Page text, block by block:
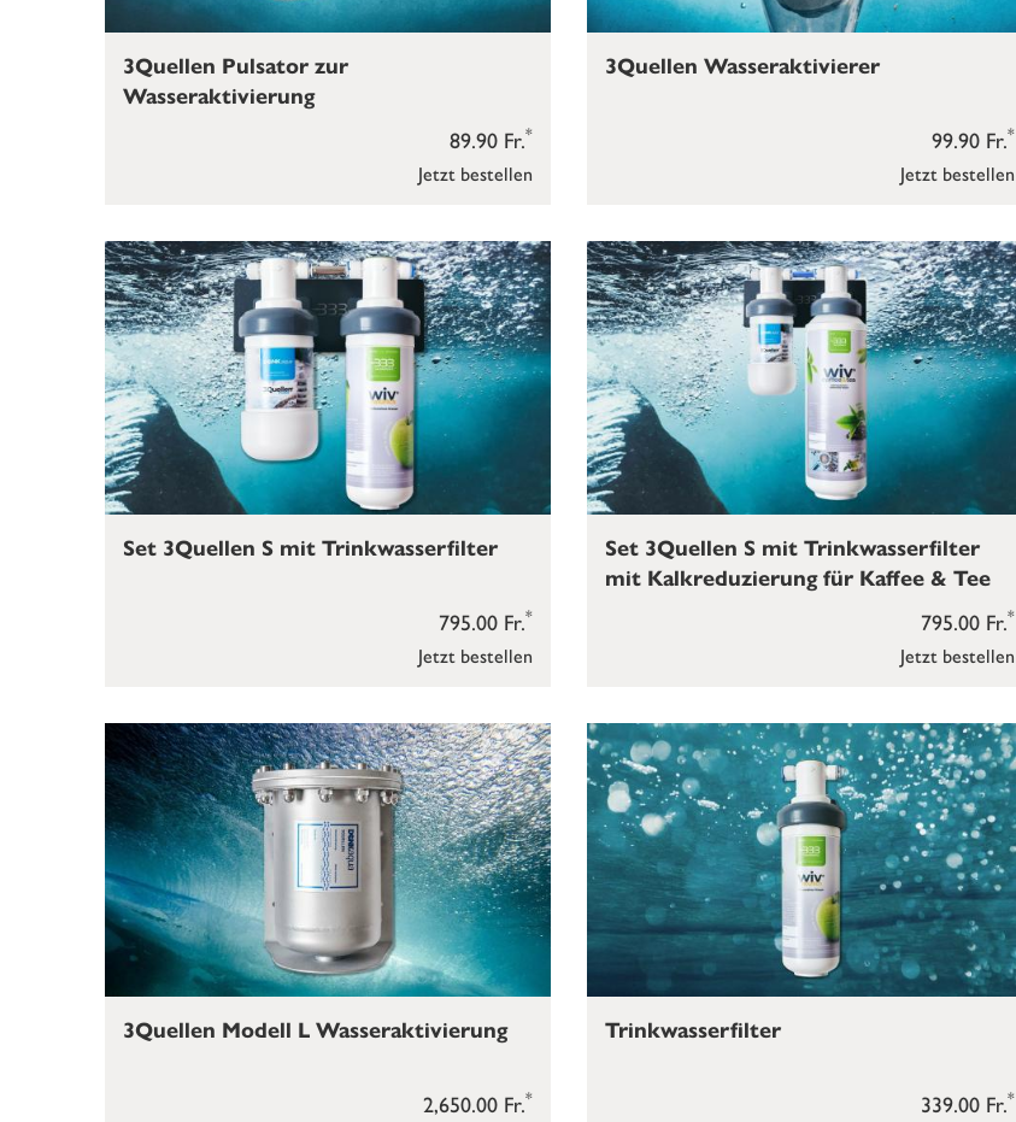
Jetzt bestellen
89.90 Fr.*
3Quellen Pulsator zur
Wasseraktivierung
Jetzt bestellen
99.90 Fr.*
3Quellen Wasseraktivierer
Jetzt bestellen
795.00 Fr.*
Set 3Quellen S mit Trinkwasserfilter
Jetzt bestellen
795.00 Fr.*
Set 3Quellen S mit Trinkwasserfilter
mit Kalkreduzierung für Kaffee & Tee
2,650.00 Fr.*
3Quellen Modell L Wasseraktivierung
339.00 Fr.*
Trinkwasserfilter